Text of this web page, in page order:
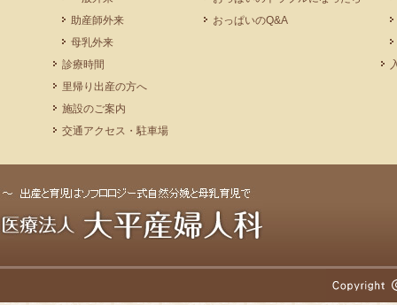
助産師外来
母乳外来
診療時間
里帰り出産の方へ
施設のご案内
交通アクセス・駐車場
おっぱいのQ&A